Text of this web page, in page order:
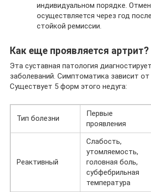
индивидуальном порядке.
осуществляется через год
стойкой ремиссии.
Как еще проявляется артрит?
Эта суставная патология
заболеваний. Симптоматика зависит от
Существует 5 форм этого недуга:
Тип болезни
Первые
проявления
Реактивный
Слабость,
утомляемость,
головная боль,
субфебрильная
температура